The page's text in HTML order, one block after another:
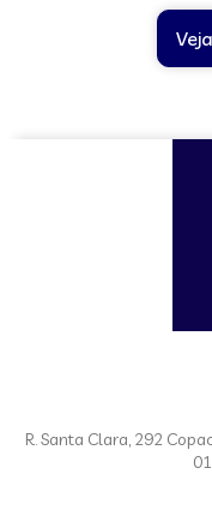
R. Santa Clara, 292